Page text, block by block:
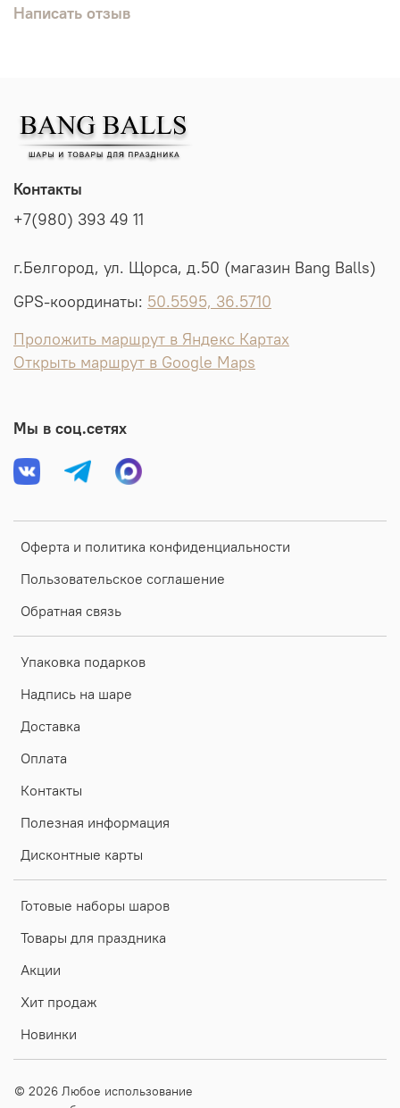
Написать отзыв
Оферта и политика конфиденциальности
Пользовательское соглашение
Обратная связь
Упаковка подарков
Надпись на шаре
Доставка
Оплата
Контакты
Полезная информация
Дисконтные карты
Готовые наборы шаров
Товары для праздника
Акции
Хит продаж
Новинки
Контакты
+7(980) 393 49 11
г.Белгород, ул. Щорса, д.50 (магазин Bang Balls)
GPS-координаты: 50.5595, 36.5710
Проложить маршрут в Яндекс Картах
Открыть маршрут в Google Maps
Мы в соц.сетях
© 2026 Любое использование